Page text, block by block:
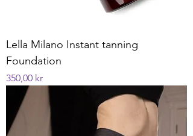
Lella Milano Instant tanning
Foundation
Pris
350,00 kr